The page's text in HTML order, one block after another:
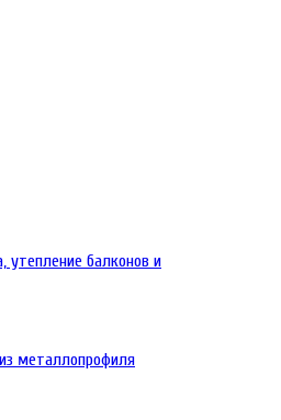
утепление балконов и
металлопрофиля